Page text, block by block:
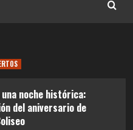
una noche histórica:
del aniversario de